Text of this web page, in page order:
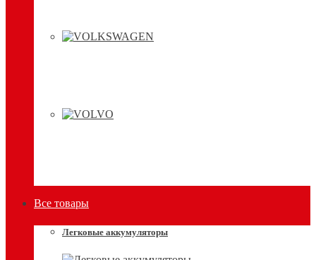
Все товары
Легковые аккумуляторы